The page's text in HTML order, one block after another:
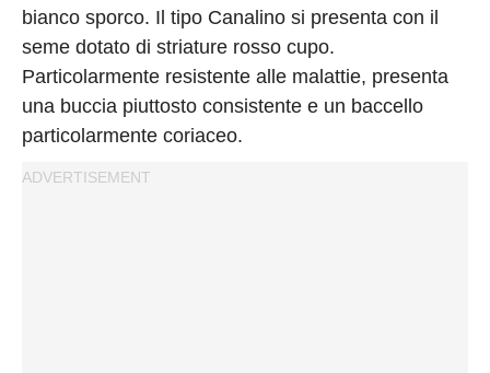
bianco sporco. Il tipo Canalino si presenta con il
seme dotato di striature rosso cupo.
Particolarmente resistente alle malattie, presenta
una buccia piuttosto consistente e un baccello
particolarmente coriaceo.